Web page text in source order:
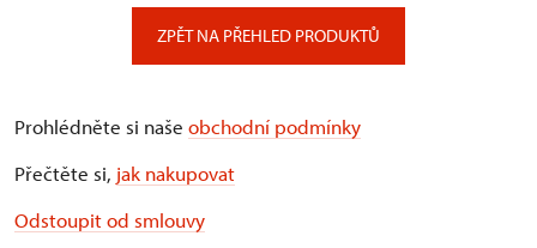
ZPĚT NA PŘEHLED PRODUKTŮ
Prohlédněte si naše obchodní podmínky
Přečtěte si, jak nakupovat
Odstoupit od smlouvy